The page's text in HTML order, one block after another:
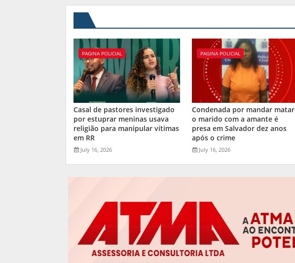
PAGINA POLICIAL
Casal de pastores investigado
por estuprar meninas usava
religião para manipular vítimas
em RR
July 16, 2026
PAGINA POLICIAL
Condenada por mandar matar
o marido com a amante é
presa em Salvador dez anos
após o crime
July 16, 2026